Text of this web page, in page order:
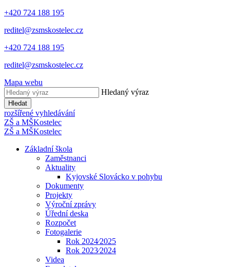
+420 724 188 195
reditel@zsmskostelec.cz
+420 724 188 195
reditel@zsmskostelec.cz
Mapa webu
Hledaný výraz
Hledat
rozšířené vyhledávání
ZŠ a MŠKostelec
ZŠ a MŠKostelec
Základní škola
Zaměstnanci
Aktuality
Kyjovské Slovácko v pohybu
Dokumenty
Projekty
Výroční zprávy
Úřední deska
Rozpočet
Fotogalerie
Rok 2024⁄2025
Rok 2023⁄2024
Videa